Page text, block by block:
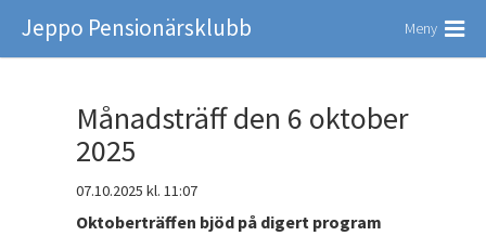
Jeppo Pensionärsklubb Meny
Månadsträff den 6 oktober
2025
07.10.2025 kl. 11:07
Oktoberträffen bjöd på digert program